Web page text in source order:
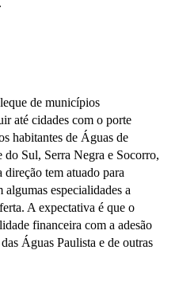
de municípios
até cidades com o porte
habitantes de Águas de
Sul, Serra Negra e Socorro,
direção tem atuado para
especialidades a
A expectativa é que o
financeira com a adesão
Águas Paulista e de outras